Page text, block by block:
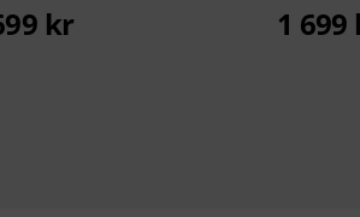
kr 1 699